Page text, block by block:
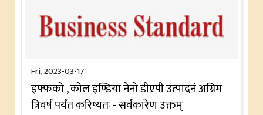
Fri, 2023-03-17
इफ्फको , कोल इण्डिया नेनो डीएपी उत्पादनं अग्रिम
त्रिवर्ष पर्यंतं करिष्यतः - सर्वकारेण उक्तम्